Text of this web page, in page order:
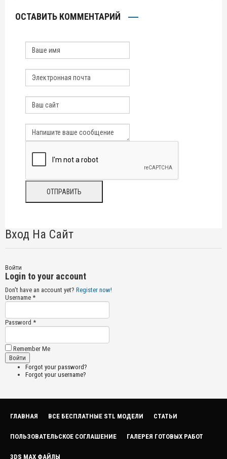
ОСТАВИТЬ КОММЕНТАРИЙ
Вход На Сайт
Войти
Login to your account
Don't have an account yet? Register now!
Username *
Password *
Remember Me
Forgot your password?
Forgot your username?
ГЛАВНАЯ ВСЕ БЕСПЛАТНЫЕ STL МОДЕЛИ СТАТЬИ
ПОЛЬЗОВАТЕЛЬСКОЕ СОГЛАШЕНИЕ ГАЛЕРЕЯ ГОТОВЫХ РАБОТ
3DS MAX ФАЙЛЫ